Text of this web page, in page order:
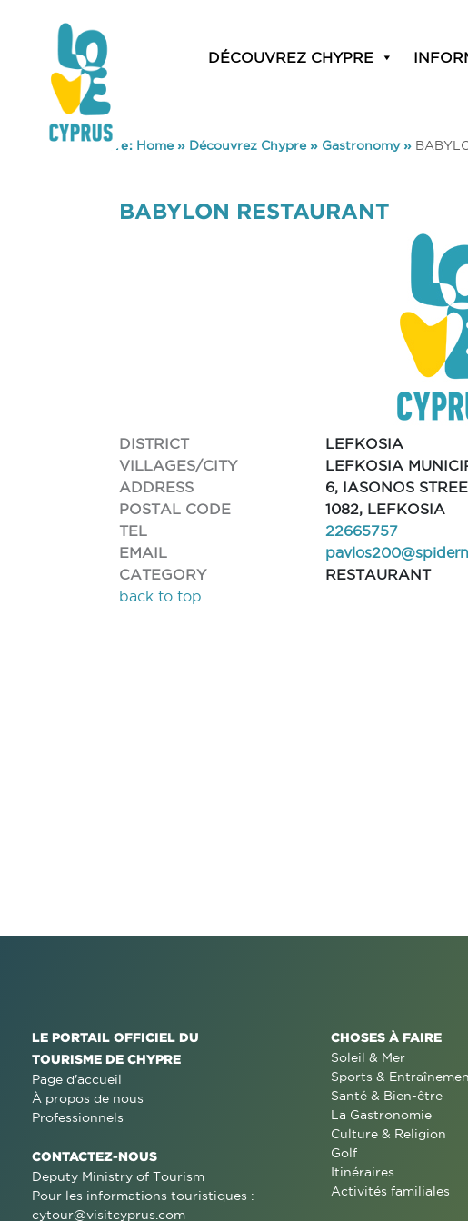
DÉCOUVREZ CHYPRE
You are here: Home» Découvrez Chypre» Gastronomy»
BABYLON RESTAURANT
DISTRICT
LEFKOSIA
VILLAGES/CITY
LEFKOSIA
ADDRESS
6, IASONOS
POSTAL CODE
1082, LEFKOSIA
TEL
22665757
EMAIL
CATEGORY
RESTAURANT
back to top
LE PORTAIL OFFICIEL DU
TOURISME DE CHYPRE
Page d'accueil
À propos de nous
Professionnels
CONTACTEZ-NOUS
Deputy Ministry of Tourism
Pour les informations touristiques :
cytour@visitcyprus.com
CHOSES À FAIRE
Soleil & Mer
Sports &
Santé & Bien-être
La Gastronomie
Culture & Religion
Golf
Itinéraires
Activités familiales